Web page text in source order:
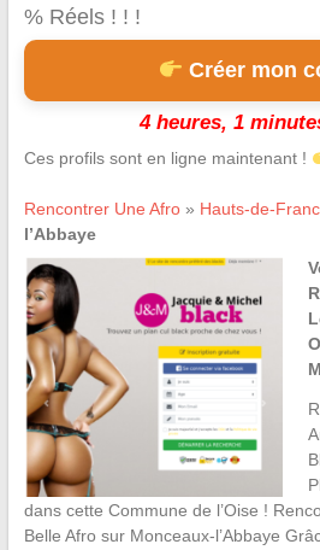
% Réels ! ! !
Créer mon
4 heures, 1
Ces profils sont en ligne maintenant !
Rencontrer Une Afro» Hauts-de-
l’Abbaye
dans cette Commune de l’Oise !
Belle Afro sur Monceaux-l’Abbaye